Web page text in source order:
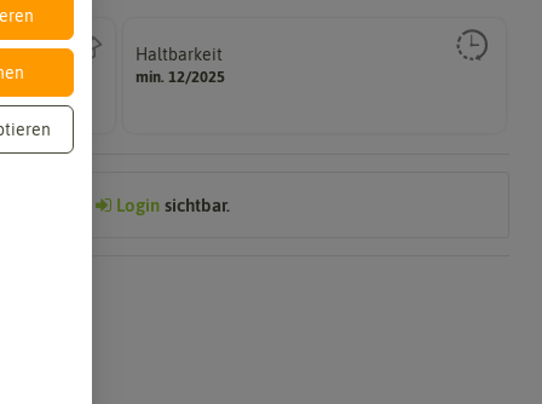
Haltbarkeit
min. 12/2025
Zeitpunkt, bis zu dem das Saat- und Pflanzgut sehr
gut keimen sollte.
Loginsichtbar.